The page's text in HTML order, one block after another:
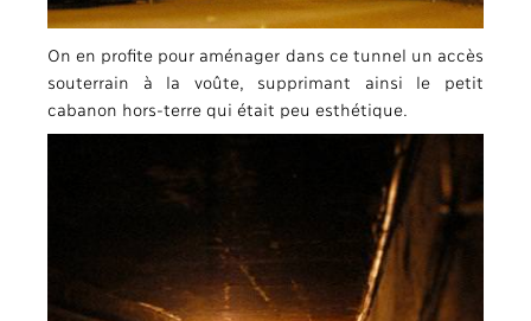
On en profite pour aménager dans ce tunnel un accès
souterrain à la voûte, supprimant ainsi le petit
cabanon hors-terre qui était peu esthétique.